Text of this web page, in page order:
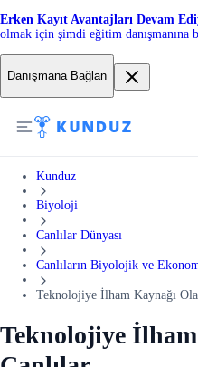
Erken Kayıt Avantajları Devam
olmak için şimdi eğitim danışmanına
Danışmana Bağlan
Kunduz
Biyoloji
Canlılar Dünyası
Canlıların Biyolojik ve
Teknolojiye İlham Kaynağı
Teknolojiye